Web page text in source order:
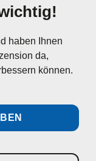
haben Ihnen
da,
können.